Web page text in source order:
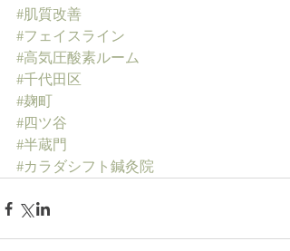
#肌質改善
#フェイスライン
#高気圧酸素ルーム
#千代田区
#麹町
#四ツ谷
#半蔵門
#カラダシフト鍼灸院